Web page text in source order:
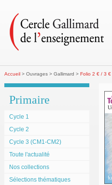
Accueil > Ouvrages > Gallimard > Folio 2 € / 3 €
Primaire
Cycle 1
Cycle 2
Cycle 3 (CM1-CM2)
Toute l'actualité
Nos collections
Sélections thématiques